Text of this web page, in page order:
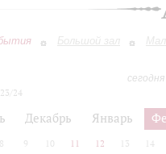
Большой зал
24
Декабрь Январь
8 9 10 11 12 13 14